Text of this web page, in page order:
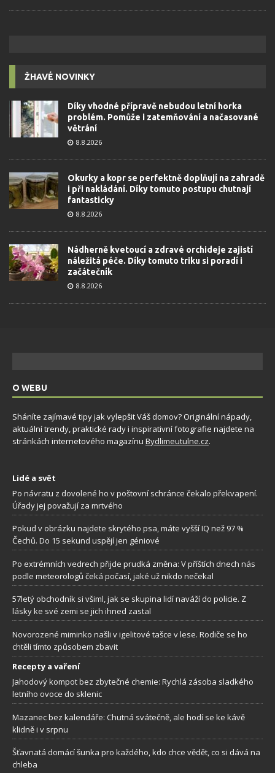
ŽHAVÉ NOVINKY
Díky vhodné přípravě nebudou letní horka
problém. Pomůže i zatemňování a načasované
větrání
8.8.2026
Okurky a kopr se perfektně doplňují na zahradě
i při nakládání. Díky tomuto postupu chutnají
fantasticky
8.8.2026
Nádherně kvetoucí a zdravé orchideje zajistí
náležitá péče. Díky tomuto triku si poradí i
začátečník
8.8.2026
O WEBU
Sháníte zajímavé tipy jak vylepšit Váš domov? Originální nápady,
aktuální trendy, praktické rady i inspirativní fotografie najdete na
stránkách internetového magazínu Bydlimeutulne.cz.
Lidé a svět
Po návratu z dovolené ho v poštovní schránce čekalo překvapení.
Úřady jej považují za mrtvého
Pokud v obrázku najdete skrytého psa, máte vyšší IQ než 97 %
Čechů. Do 15 sekund uspějí jen géniové
Po extrémních vedrech přijde prudká změna: V příštích dnech nás
podle meteorologů čeká počasí, jaké už nikdo nečekal
57letý obchodník si všiml, jak se skupina lidí naváží do policie. Z
lásky ke své zemi se jich ihned zastal
Novorozené miminko našli v igelitové tašce v lese. Rodiče se ho
chtěli tímto způsobem zbavit
Recepty a vaření
Jahodový kompot bez zbytečné chemie: Rychlá zásoba sladkého
letního ovoce do sklenic
Mazanec bez kalendáře: Chutná svátečně, ale hodí se ke kávě
klidně i v srpnu
Šťavnatá domácí šunka pro každého, kdo chce vědět, co si dává na
chleba